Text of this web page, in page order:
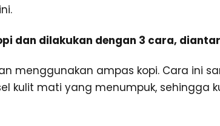
dan dilakukan dengan 3 cara,
menggunakan ampas kopi. Cara ini
kulit mati yang menumpuk, sehingga